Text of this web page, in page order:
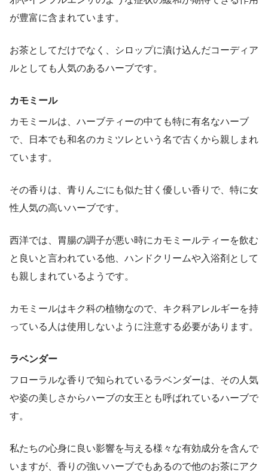
が豊富に含まれています。
お茶としてだけでなく、シロップに漬け込んだコーディア
ルとしても人気のあるハーブです。
カモミール
カモミールは、ハーブティーの中ても特に有名なハーブ
で、日本でも和名のカミツレという名で古くから親しまれ
ています。
その香りは、青りんごにも似た甘く優しい香りで、特に女
性人気の高いハーブです。
西洋では、胃腸の調子が悪い時にカモミールティーを飲む
と良いと言われている他、ハンドクリームや入浴剤として
も親しまれているようです。
カモミールはキク科の植物なので、キク科アレルギーを持
っている人は使用しないように注意する必要があります。
ラベンダー
フローラルな香りで知られているラベンダーは、その人気
や姿の美しさからハーブの女王とも呼ばれているハーブで
す。
私たちの心身に良い影響を与える様々な有効成分を含んで
いますが、香りの強いハーブでもあるので他のお茶にアク